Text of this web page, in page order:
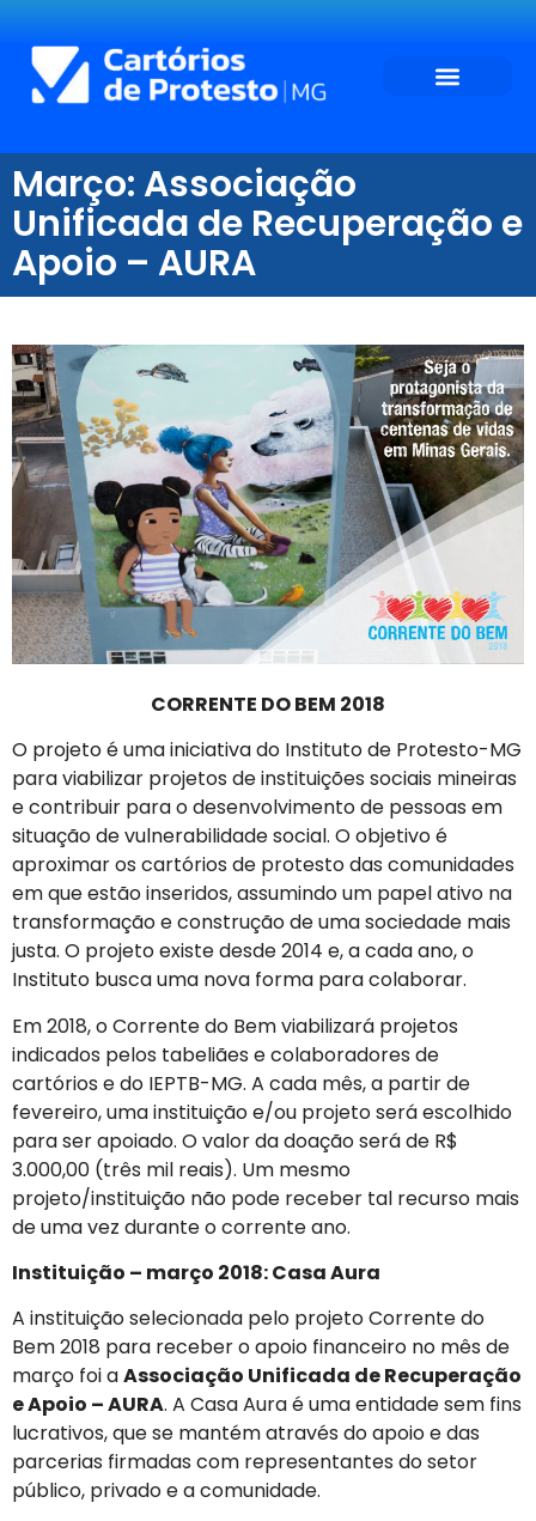
Março: Associação
Unificada de Recuperação e
Apoio – AURA
CORRENTE DO BEM 2018
O projeto é uma iniciativa do Instituto de Protesto-MG
para viabilizar projetos de instituições sociais mineiras
e contribuir para o desenvolvimento de pessoas em
situação de vulnerabilidade social. O objetivo é
aproximar os cartórios de protesto das comunidades
em que estão inseridos, assumindo um papel ativo na
transformação e construção de uma sociedade mais
justa. O projeto existe desde 2014 e, a cada ano, o
Instituto busca uma nova forma para colaborar.
Em 2018, o Corrente do Bem viabilizará projetos
indicados pelos tabeliães e colaboradores de
cartórios e do IEPTB-MG. A cada mês, a partir de
fevereiro, uma instituição e/ou projeto será escolhido
para ser apoiado. O valor da doação será de R$
3.000,00 (três mil reais). Um mesmo
projeto/instituição não pode receber tal recurso mais
de uma vez durante o corrente ano.
Instituição – março 2018: Casa Aura
A instituição selecionada pelo projeto Corrente do
Bem 2018 para receber o apoio financeiro no mês de
março foi aAssociação Unificada de Recuperação
e Apoio – AURA. A Casa Aura é uma entidade sem fins
lucrativos, que se mantém através do apoio e das
parcerias firmadas com representantes do setor
público, privado e a comunidade.